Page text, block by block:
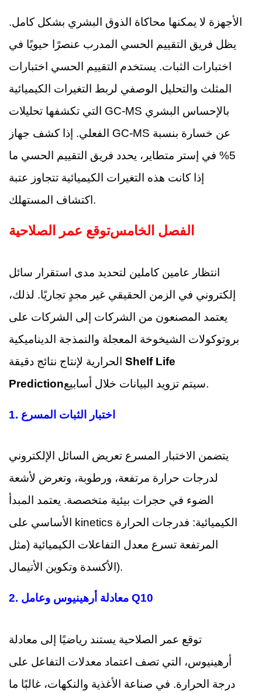
الأجهزة لا يمكنها محاكاة الذوق البشري بشكل كامل.
يظل فريق التقييم الحسي المدرب عنصرًا حيويًا في
اختبارات الثبات. يستخدم التقييم الحسي اختبارات
المثلث والتحليل الوصفي لربط التغيرات الكيميائية
التي تكشفها تحليلات GC-MS بالإحساس البشري
الفعلي. إذا كشف جهاز GC-MS عن خسارة بنسبة
5% في إستر متطاير، يحدد فريق التقييم الحسي ما
إذا كانت هذه التغيرات الكيميائية تتجاوز عتبة
اكتشاف المستهلك.
الفصل الخامستوقع عمر الصلاحية
انتظار عامين كاملين لتحديد مدى استقرار سائل
إلكتروني في الزمن الحقيقي غير مجدٍ تجاريًا. لذلك،
يعتمد المصنعون من الشركات إلى الشركات على
بروتوكولات الشيخوخة المعجلة والنمذجة الديناميكية
Shelf Life
Prediction
سيتم تزويد البيانات خلال أسابيع.
1. اختبار الثبات المسرع
يتضمن الاختبار المسرع تعريض السائل الإلكتروني
لدرجات حرارة مرتفعة، ورطوبة، وتعرض لأشعة
الضوء في حجرات بيئية متخصصة. يعتمد المبدأ
الأساسي على kinetics الكيميائية: فدرجات الحرارة
المرتفعة تسرع معدل التفاعلات الكيميائية (مثل
الأكسدة وتكوين الأتيمال).
2. معادلة أرهينيوس وعامل Q10
توقع عمر الصلاحية يستند رياضيًا إلى معادلة
أرهينيوس، التي تصف اعتماد معدلات التفاعل على
درجة الحرارة. في صناعة الأغذية والنكهات، غالبًا ما